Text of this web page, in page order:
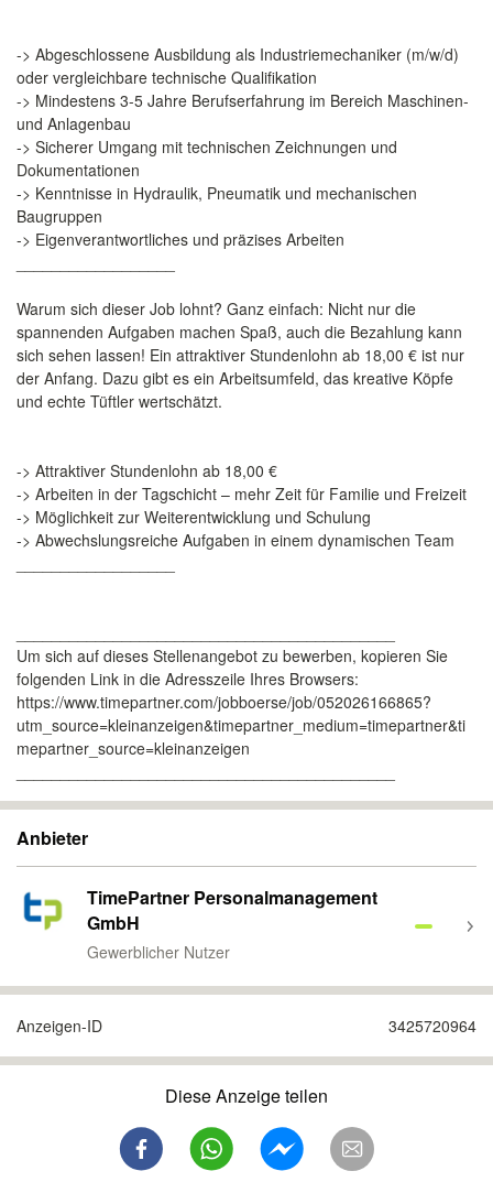
-> Abgeschlossene Ausbildung als Industriemechaniker (m/w/d)
oder vergleichbare technische Qualifikation
-> Mindestens 3-5 Jahre Berufserfahrung im Bereich Maschinen-
und Anlagenbau
-> Sicherer Umgang mit technischen Zeichnungen und
Dokumentationen
-> Kenntnisse in Hydraulik, Pneumatik und mechanischen
Baugruppen
-> Eigenverantwortliches und präzises Arbeiten
Warum sich dieser Job lohnt? Ganz einfach: Nicht nur die
spannenden Aufgaben machen Spaß, auch die Bezahlung kann
sich sehen lassen! Ein attraktiver Stundenlohn ab 18,00 € ist nur
der Anfang. Dazu gibt es ein Arbeitsumfeld, das kreative Köpfe
und echte Tüftler wertschätzt.
-> Attraktiver Stundenlohn ab 18,00 €
-> Arbeiten in der Tagschicht – mehr Zeit für Familie und Freizeit
-> Möglichkeit zur Weiterentwicklung und Schulung
-> Abwechslungsreiche Aufgaben in einem dynamischen Team
Um sich auf dieses Stellenangebot zu bewerben, kopieren Sie
folgenden Link in die Adresszeile Ihres Browsers:
https://www.timepartner.com/jobboerse/job/052026166865?
utm_source=kleinanzeigen&timepartner_medium=timepartner&ti
mepartner_source=kleinanzeigen
Anbieter
TimePartner Personalmanagement
GmbH
Gewerblicher Nutzer
Anzeigen-ID 3425720964
Diese Anzeige teilen